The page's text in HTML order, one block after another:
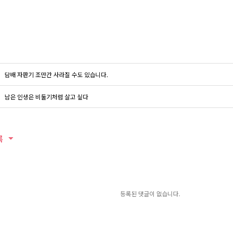
담배 자판기 조만간 사라질 수도 있습니다.
남은 인생은 비둘기처럼 살고 싶다
등록된 댓글이 없습니다.